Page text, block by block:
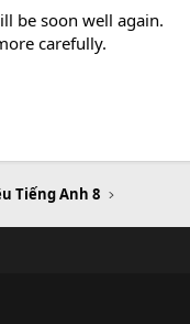
be soon well again.
carefully.
Tiếng Anh 8